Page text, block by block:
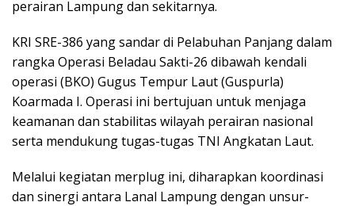
perairan Lampung dan sekitarnya.
KRI SRE-386 yang sandar di Pelabuhan Panjang dalam
rangka Operasi Beladau Sakti-26 dibawah kendali
operasi (BKO) Gugus Tempur Laut (Guspurla)
Koarmada I. Operasi ini bertujuan untuk menjaga
keamanan dan stabilitas wilayah perairan nasional
serta mendukung tugas-tugas TNI Angkatan Laut.
Melalui kegiatan merplug ini, diharapkan koordinasi
dan sinergi antara Lanal Lampung dengan unsur-